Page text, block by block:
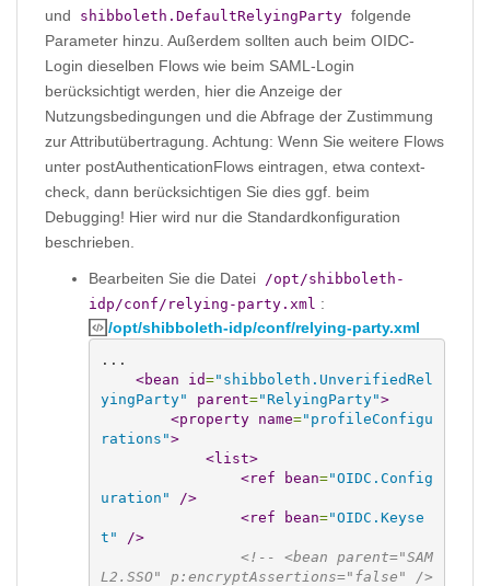
und shibboleth.DefaultRelyingParty folgende
Parameter hinzu. Außerdem sollten auch beim OIDC-
Login dieselben Flows wie beim SAML-Login
berücksichtigt werden, hier die Anzeige der
Nutzungsbedingungen und die Abfrage der Zustimmung
zur Attributübertragung. Achtung: Wenn Sie weitere Flows
unter postAuthenticationFlows eintragen, etwa context-
check, dann berücksichtigen Sie dies ggf. beim
Debugging! Hier wird nur die Standardkonfiguration
beschrieben.
Bearbeiten Sie die Datei /opt/shibboleth-
idp/conf/relying-party.xml :
/opt/shibboleth-idp/conf/relying-party.xml
...
<bean
id="shibboleth.UnverifiedRel
yingParty"
parent="RelyingParty">
<property
name="profileConfigu
rations">
<list>
<ref
bean="OIDC.Config
uration"
/>
<ref
bean="OIDC.Keyse
t"
/>
<!-- <bean parent="SAM
L2.SSO" p:encryptAssertions="false" />